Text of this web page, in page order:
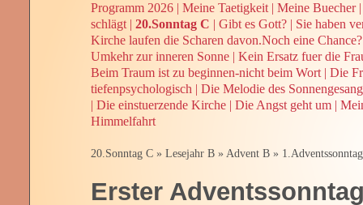
Programm 2026 | Meine Taetigkeit | Meine Buecher
schlägt | 20.Sonntag C | Gibt es Gott? | Sie haben
Kirche laufen die Scharen davon.Noch eine Chance?
Umkehr zur inneren Sonne | Kein Ersatz fuer die
Beim Traum ist zu beginnen-nicht beim Wort | Die
tiefenpsychologisch | Die Melodie des
| Die einstuerzende Kirche | Die Angst geht um |
Himmelfahrt
20.Sonntag C » Lesejahr B » Advent B »
Erster